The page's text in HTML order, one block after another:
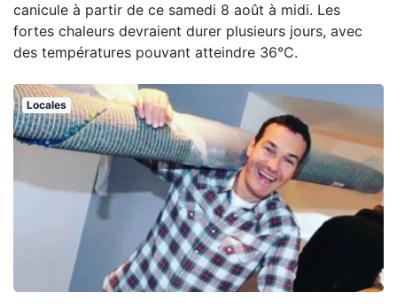
canicule à partir de ce samedi 8 août à midi. Les
fortes chaleurs devraient durer plusieurs jours, avec
des températures pouvant atteindre 36°C.
Locales